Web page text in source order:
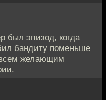
был эпизод, когда
бандиту поменьше
желающим